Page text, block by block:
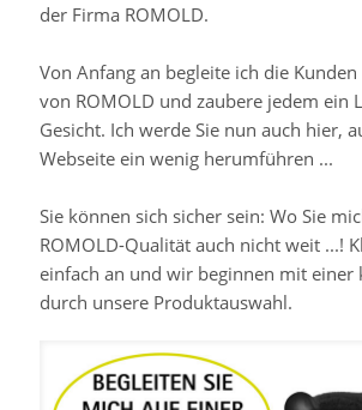
der Firma ROMOLD.
Von Anfang an begleite ich die
von ROMOLD und zaubere jedem ein
Gesicht. Ich werde Sie nun auch hier,
Webseite ein wenig herumführen ...
Sie können sich sicher sein: Wo Sie
ROMOLD-Qualität auch nicht weit ...!
einfach an und wir beginnen mit einer
durch unsere Produktauswahl.